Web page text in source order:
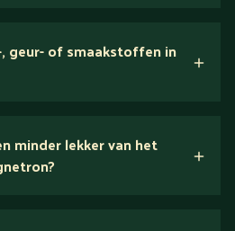
geur- of smaakstoffen in
minder lekker van het